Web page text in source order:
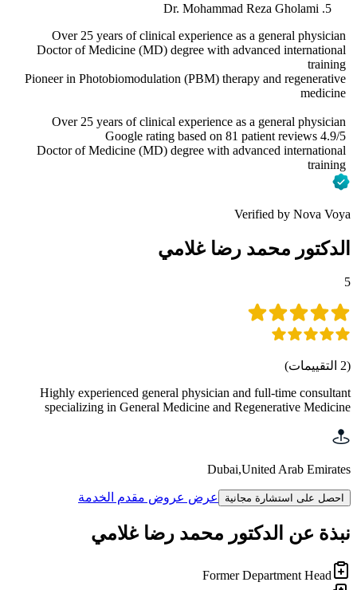
Dr. Mohammad Reza Gholami
Over 25 years of clinical experience as a general physician
Doctor of Medicine (MD) degree with advanced international
training
Pioneer in Photobiomodulation (PBM) therapy and regenerative
medicine
Over 25 years of clinical experience as a general physician
4.9/5 Google rating based on 81 patient reviews
Doctor of Medicine (MD) degree with advanced international
training
Verified by Nova Voya
الدكتور محمد رضا غلامي
5
(
2 التقييمات)
Highly experienced general physician and full-time consultant
specializing in General Medicine and Regenerative Medicine
Dubai,United Arab Emirates
احصل على استشارة مجانية عرض عروض مقدم الخدمة
نبذة عن الدكتور محمد رضا غلامي
Former Department Head